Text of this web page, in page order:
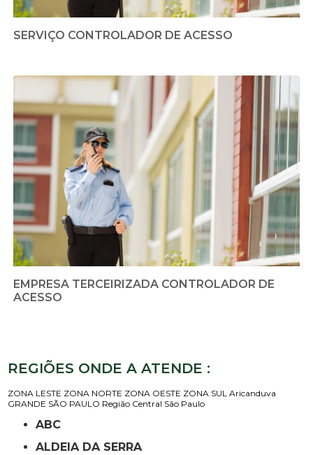
SERVIÇO CONTROLADOR DE ACESSO
EMPRESA TERCEIRIZADA CONTROLADOR DE
ACESSO
REGIÕES ONDE A ATENDE :
ZONA LESTE ZONA NORTE ZONA OESTE ZONA SUL Aricanduva
GRANDE SÃO PAULO Região Central São Paulo
ABC
ALDEIA DA SERRA